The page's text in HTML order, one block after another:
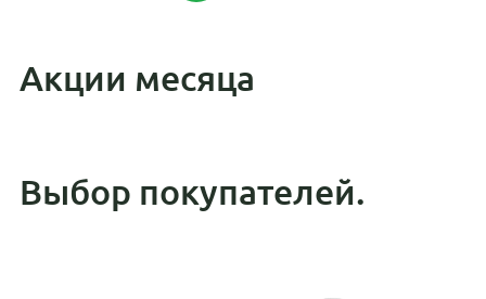
Акции месяца
Выбор покупателей.